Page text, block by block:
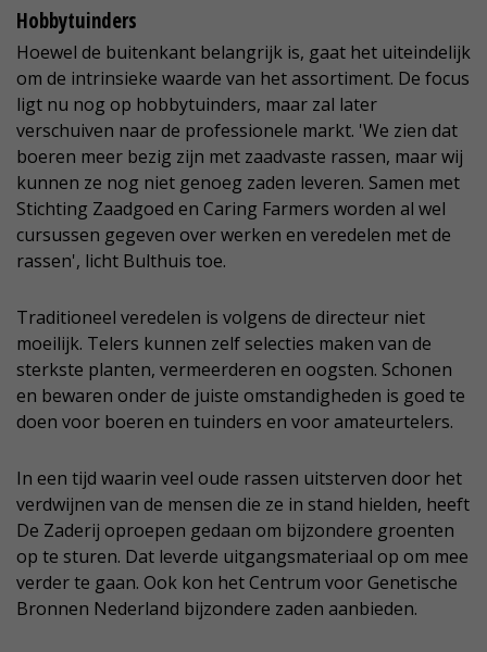
Hobbytuinders
Hoewel de buitenkant belangrijk is, gaat het uiteindelijk
om de intrinsieke waarde van het assortiment. De focus
ligt nu nog op hobbytuinders, maar zal later
verschuiven naar de professionele markt. 'We zien dat
boeren meer bezig zijn met zaadvaste rassen, maar wij
kunnen ze nog niet genoeg zaden leveren. Samen met
Stichting Zaadgoed en Caring Farmers worden al wel
cursussen gegeven over werken en veredelen met de
rassen', licht Bulthuis toe.
Traditioneel veredelen is volgens de directeur niet
moeilijk. Telers kunnen zelf selecties maken van de
sterkste planten, vermeerderen en oogsten. Schonen
en bewaren onder de juiste omstandigheden is goed te
doen voor boeren en tuinders en voor amateurtelers.
In een tijd waarin veel oude rassen uitsterven door het
verdwijnen van de mensen die ze in stand hielden, heeft
De Zaderij oproepen gedaan om bijzondere groenten
op te sturen. Dat leverde uitgangsmateriaal op om mee
verder te gaan. Ook kon het Centrum voor Genetische
Bronnen Nederland bijzondere zaden aanbieden.